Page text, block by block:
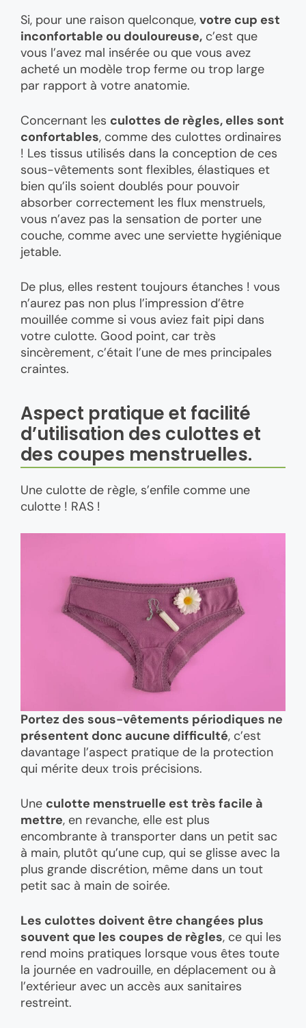
Si, pour une raison quelconque, votre cup est
inconfortable ou douloureuse, c’est que
vous l’avez mal insérée ou que vous avez
acheté un modèle trop ferme ou trop large
par rapport à votre anatomie.
Concernant les culottes de règles, elles sont
confortables, comme des culottes ordinaires
! Les tissus utilisés dans la conception de ces
sous-vêtements sont flexibles, élastiques et
bien qu’ils soient doublés pour pouvoir
absorber correctement les flux menstruels,
vous n’avez pas la sensation de porter une
couche, comme avec une serviette hygiénique
jetable.
De plus, elles restent toujours étanches ! vous
n’aurez pas non plus l’impression d’être
mouillée comme si vous aviez fait pipi dans
votre culotte. Good point, car très
sincèrement, c’était l’une de mes principales
craintes.
Aspect pratique et facilité
d’utilisation des culottes et
des coupes menstruelles.
Une culotte de règle, s’enfile comme une
culotte ! RAS !
Portez des sous-vêtements périodiques ne
présentent donc aucune difficulté, c’est
davantage l’aspect pratique de la protection
qui mérite deux trois précisions.
Une culotte menstruelle est très facile à
mettre, en revanche, elle est plus
encombrante à transporter dans un petit sac
à main, plutôt qu’une cup, qui se glisse avec la
plus grande discrétion, même dans un tout
petit sac à main de soirée.
Les culottes doivent être changées plus
souvent que les coupes de règles, ce qui les
rend moins pratiques lorsque vous êtes toute
la journée en vadrouille, en déplacement ou à
l’extérieur avec un accès aux sanitaires
restreint.